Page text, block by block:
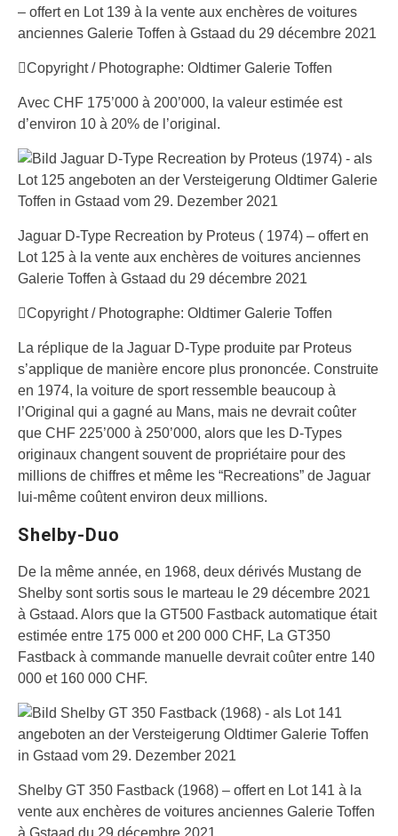
– offert en Lot 139 à la vente aux enchères de voitures
anciennes Galerie Toffen à Gstaad du 29 décembre 2021
Copyright / Photographe: Oldtimer Galerie Toffen
Avec CHF 175’000 à 200’000, la valeur estimée est
d’environ 10 à 20% de l’original.
Jaguar D-Type Recreation by Proteus ( 1974) – offert en
Lot 125 à la vente aux enchères de voitures anciennes
Galerie Toffen à Gstaad du 29 décembre 2021
Copyright / Photographe: Oldtimer Galerie Toffen
La réplique de la Jaguar D-Type produite par Proteus
s’applique de manière encore plus prononcée. Construite
en 1974, la voiture de sport ressemble beaucoup à
l’Original qui a gagné au Mans, mais ne devrait coûter
que CHF 225’000 à 250’000, alors que les D-Types
originaux changent souvent de propriétaire pour des
millions de chiffres et même les “Recreations” de Jaguar
lui-même coûtent environ deux millions.
Shelby-Duo
De la même année, en 1968, deux dérivés Mustang de
Shelby sont sortis sous le marteau le 29 décembre 2021
à Gstaad. Alors que la GT500 Fastback automatique était
estimée entre 175 000 et 200 000 CHF, La GT350
Fastback à commande manuelle devrait coûter entre 140
000 et 160 000 CHF.
Shelby GT 350 Fastback (1968) – offert en Lot 141 à la
vente aux enchères de voitures anciennes Galerie Toffen